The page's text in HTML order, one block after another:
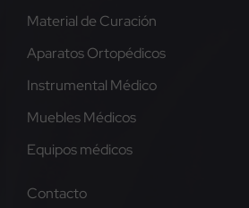
Material de Curación
Aparatos Ortopédicos
Instrumental Médico
Muebles Médicos
Equipos médicos
Contacto